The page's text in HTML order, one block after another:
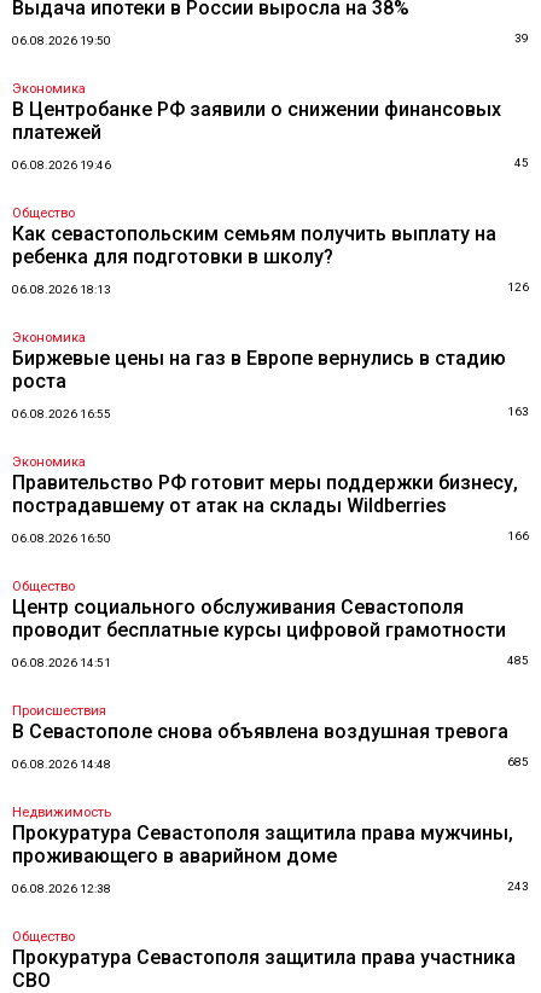
Выдача ипотеки в России выросла на 38%
06.08.2026 19:50 39
Экономика
В Центробанке РФ заявили о снижении финансовых
платежей
06.08.2026 19:46 45
Общество
Как севастопольским семьям получить выплату на
ребенка для подготовки в школу?
06.08.2026 18:13 126
Экономика
Биржевые цены на газ в Европе вернулись в стадию
роста
06.08.2026 16:55 163
Экономика
Правительство РФ готовит меры поддержки бизнесу,
пострадавшему от атак на склады Wildberries
06.08.2026 16:50 166
Общество
Центр социального обслуживания Севастополя
проводит бесплатные курсы цифровой грамотности
06.08.2026 14:51 485
Происшествия
В Севастополе снова объявлена воздушная тревога
06.08.2026 14:48 685
Недвижимость
Прокуратура Севастополя защитила права мужчины,
проживающего в аварийном доме
06.08.2026 12:38 243
Общество
Прокуратура Севастополя защитила права участника
СВО